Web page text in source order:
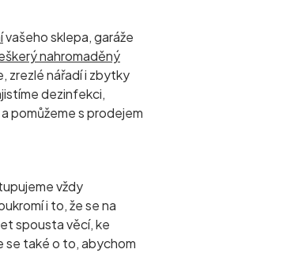
vašeho sklepa, garáže
nahromaděný
zrezlé nářadí i zbytky
dezinfekci,
pomůžeme s prodejem
vždy
i to, že se na
spousta věcí, ke
se také o to, abychom